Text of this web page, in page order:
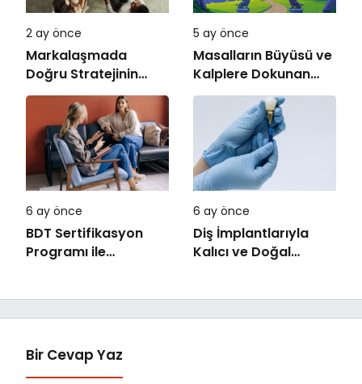
2 ay önce
Markalaşmada
Doğru Stratejinin
Önemi
5 ay önce
Masalların Büyüsü ve
Kalplere Dokunan
Hikâyeler
6 ay önce
BDT Sertifikasyon
Programı ile
6 ay önce
Diş İmplantlarıyla
Kalıcı ve Doğal
Bir Cevap Yaz